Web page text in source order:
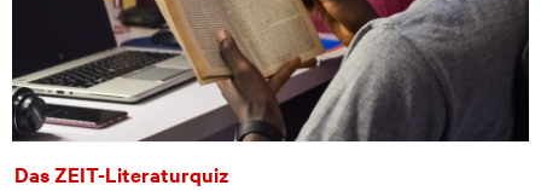
Das ZEIT-Literaturquiz